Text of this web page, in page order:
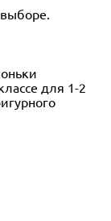
для 1-2